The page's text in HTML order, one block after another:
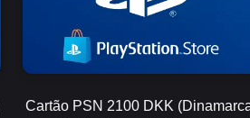
Cartão PSN 2100 DKK